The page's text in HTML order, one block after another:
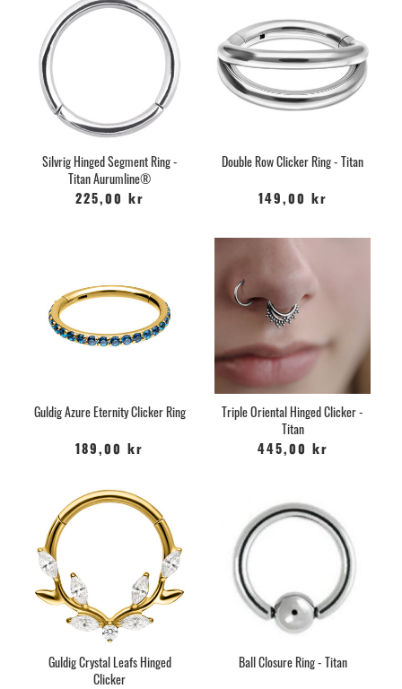
Silvrig Hinged Segment Ring -
Titan Aurumline®
225,00 kr
Double Row Clicker Ring - Titan
149,00 kr
Guldig Azure Eternity Clicker Ring
189,00 kr
Triple Oriental Hinged Clicker -
Titan
445,00 kr
Guldig Crystal Leafs Hinged
Clicker
Ball Closure Ring - Titan